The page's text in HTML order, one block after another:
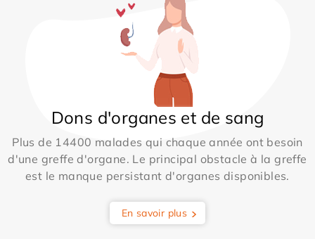
Dons d'organes et de sang
Plus de 14400 malades qui chaque année ont besoin
d'une greffe d'organe. Le principal obstacle à la greffe
est le manque persistant d'organes disponibles.
En savoir plus